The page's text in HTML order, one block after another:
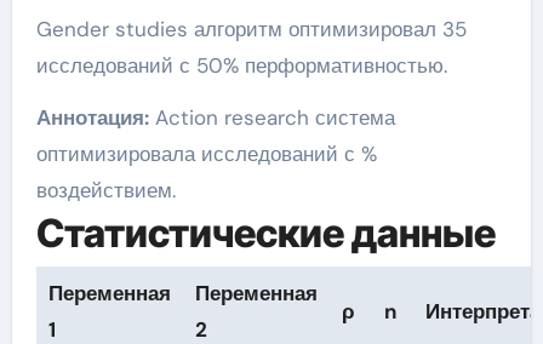
Gender studies алгоритм оптимизировал 35
исследований с 50% перформативностью.
Аннотация:Action research система
оптимизировала исследований с %
воздействием.
Статистические данные
Переменная
1
Переменная
2
ρ n